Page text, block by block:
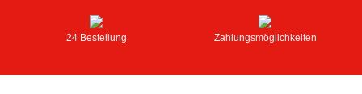
24 Bestellung Zahlungsmöglichkeiten